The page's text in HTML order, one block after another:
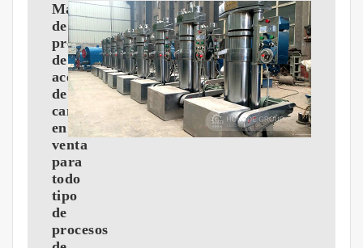
Máquina
de
prensado
de
aceite
de
canola
en
venta
para
todo
tipo
de
procesos